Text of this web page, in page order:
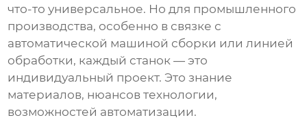
что-то универсальное. Но для промышленного
производства, особенно в связке с
автоматической машиной сборки или линией
обработки, каждый станок — это
индивидуальный проект. Это знание
материалов, нюансов технологии,
возможностей автоматизации.